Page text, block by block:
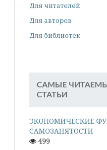
Для читателей
Для авторов
Для библиотек
САМЫЕ
СТАТЬИ
ЭКОНОМИЧЕСКИЕ
САМОЗАНЯТОСТИ
499